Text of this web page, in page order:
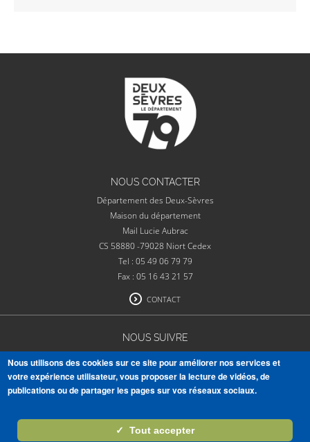
NOUS CONTACTER
Département des Deux-Sèvres
Maison du département
Mail Lucie Aubrac
CS 58880 -79028 Niort Cedex
Tel : 05 49 06 79 79
Fax : 05 16 43 21 57
CONTACT
NOUS SUIVRE
VOIR TOUTES NOS PUBLICATIONS
Nous utilisons des cookies sur ce site pour améliorer nos services et
votre expérience utilisateur, vous proposer la lecture de vidéos, de
publications ou de partager les pages sur vos réseaux sociaux.
✓ Tout accepter